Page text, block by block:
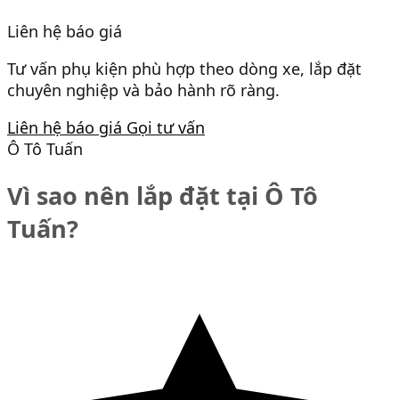
Liên hệ báo giá
Tư vấn phụ kiện phù hợp theo dòng xe, lắp đặt
chuyên nghiệp và bảo hành rõ ràng.
Liên hệ báo giá Gọi tư vấn
Ô Tô Tuấn
Vì sao nên lắp đặt tại Ô Tô
Tuấn?